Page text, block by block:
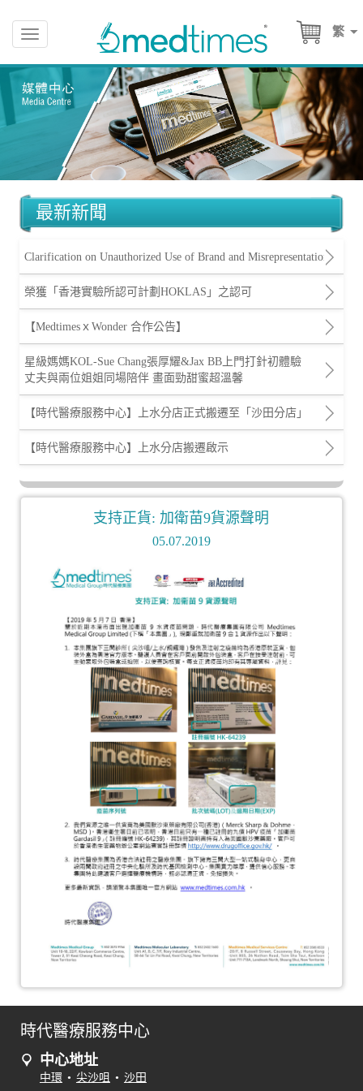
繁
Toggle
navigation
最新新聞
Clarification on Unauthorized Use of Brand and Misrepresentation
榮獲「香港實驗所認可計劃HOKLAS」之認可
【MedtimesｘWonder 合作公告】
星級媽媽KOL-Sue Chang張厚耀&Jax BB上門打針初體驗
丈夫與兩位姐姐同場陪伴 畫面勁甜蜜超溫馨
【時代醫療服務中心】上水分店正式搬遷至「沙田分店」
【時代醫療服務中心】上水分店搬遷啟示
支持正貨: 加衛苗9貨源聲明
05.07.2019
時代醫療服務中心
中心地址
中環 • 尖沙咀 • 沙田